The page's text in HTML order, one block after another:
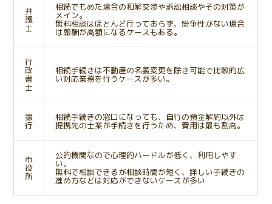
弁
護
士
相続でもめた場合の和解交渉や訴訟相談やその対策が
メイン。
無料相談はほとんど行っておらず、紛争性がない場合
は報酬が高額になるケースもある。
行
政
書
士
相続手続きは不動産の名義変更を除き可能で比較的広
い対応業務を行うケースが多い。
銀
行
相続手続きの窓口になっても、自行の預金解約以外は
提携先の士業が手続きを行うため、費用は最も割高。
市
役
所
公的機関なので心理的ハードルが低く、利用しやす
い。
無料で相談できるが相談時間が短く、詳しい手続きの
進め方などは対応ができないケースが多い